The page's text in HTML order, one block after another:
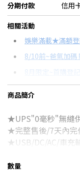
分期付款 信用
＊實際可分期數、適用
信用卡分期
分期數
6期 0利率
12期 0利率
18期 0利率
相關活動
娛樂滿載★滿額
8/10前~爸氣加碼
8月限定~首購登
台灣大哥大Open
商品簡介
★UPS"0毫秒"無縫
★完整售後/7天內完
★USB/DC/AC/車充
★採用車用21700規
數量